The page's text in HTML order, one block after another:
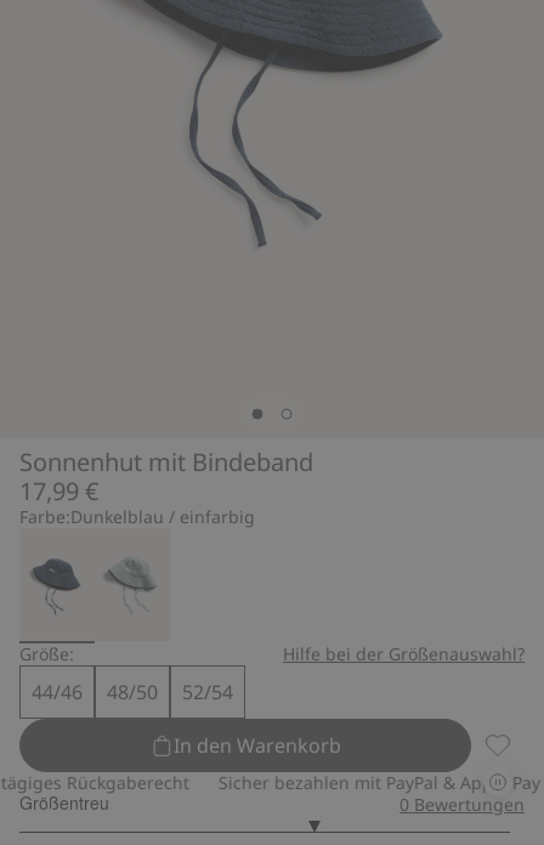
Sonnenhut mit Bindeband
17,99 €
Farbe:Dunkelblau / einfarbig
Größe: Hilfe bei der Größenauswahl?
44/46 48/50
52/54
In den Warenkorb
Rückgaberecht Sicher bezahlen mit PayPal & Apple Pay
Größentreu 0 Bewertungen